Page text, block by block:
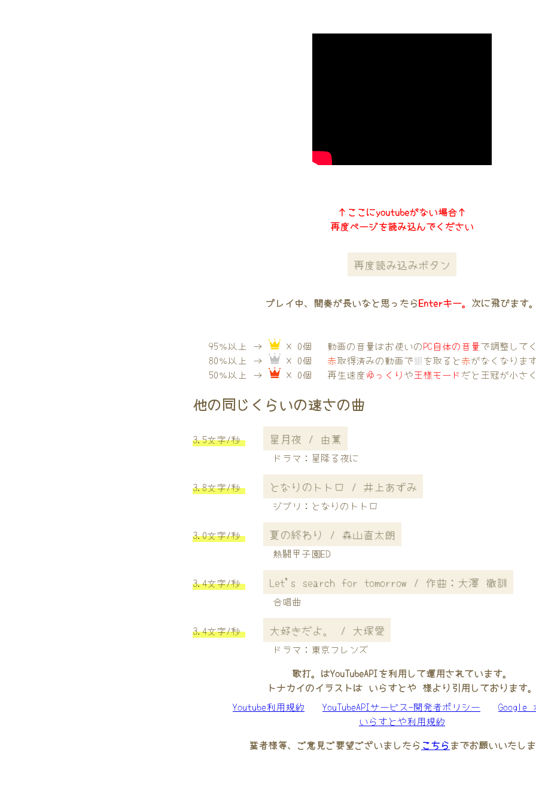
↑ここにyoutubeがない場合↑
再度ページを読み込んでください
再度読み込みボタン
プレイ中、間奏が長いなと思ったらEnterキー。 次に飛びます
95％以上 →
× 0個
80％以上 →
× 0個
50％以上 →
× 0個
動画の音量はお使いのPC自体の音量で調整して
赤取得済みの動画で銀を取ると赤がなくなりま
再生速度ゆっくりや王様モード だと王冠が小さ
他の同じくらいの速さの曲
3.5文字/秒 星月夜 / 由薫
ドラマ：星降る夜に
3.8文字/秒 となりのトトロ / 井上あずみ
ジブリ：となりのトトロ
3.0文字/秒 夏の終わり / 森山直太朗
熱闘甲子園ED
3.4文字/秒 Let's search for tomorrow / 作曲：大澤 徹訓
合唱曲
3.4文字/秒 大好きだよ。 / 大塚愛
ドラマ：東京フレンズ
歌打。はYouTubeAPIを利用して運用されています。
トナカイのイラストは いらすとや 様より引用しております
Youtube利用規約
YouTubeAPIサービス-開発者ポリシー
Google
いらすとや利用規約
業者様等、ご意見ご要望ございましたら こちらまでお願いいたし